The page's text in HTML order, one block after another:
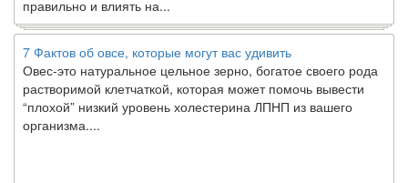
7 Фактов об овсе, которые могут вас удивить
Овес-это натуральное цельное зерно, богатое своего рода
растворимой клетчаткой, которая может помочь вывести
“плохой” низкий уровень холестерина ЛПНП из вашего
организма....